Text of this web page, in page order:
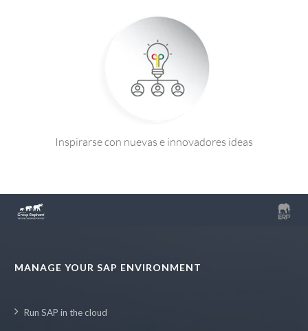
Inspirarse con nuevas e innovadores ideas
MANAGE YOUR SAP ENVIRONMENT
Run SAP in the cloud